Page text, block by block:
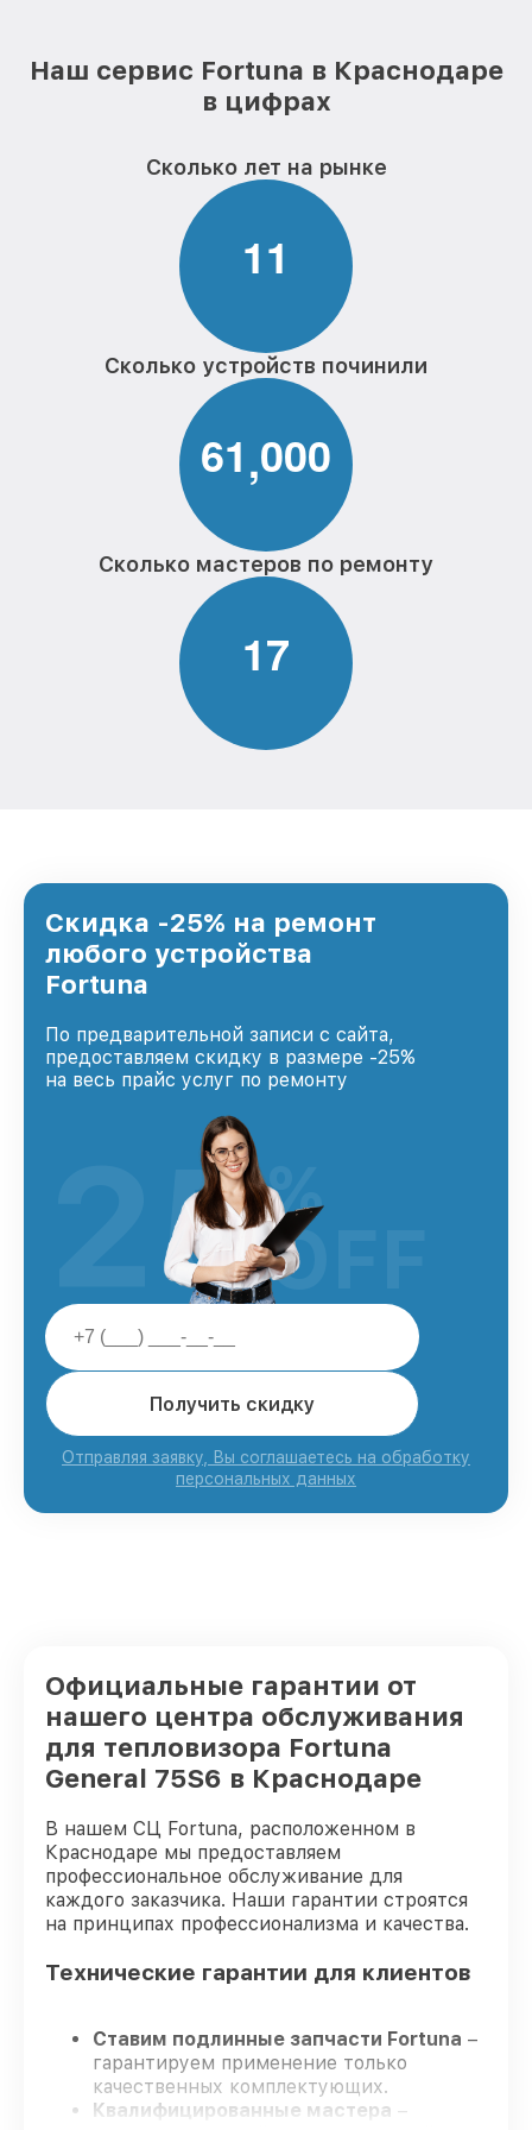
Наш сервис Fortuna в Краснодаре
в цифрах
Сколько лет на рынке
11
Сколько устройств починили
61,000
Сколько мастеров по ремонту
17
Скидка -25% на ремонт
любого устройства
Fortuna
По предварительной записи с сайта,
предоставляем скидку в размере -25%
на весь прайс услуг по ремонту
Получить скидку
Отправляя заявку, Вы соглашаетесь на обработку
персональных данных
25%
OFF
Официальные гарантии от
нашего центра обслуживания
для тепловизора Fortuna
General 75S6 в Краснодаре
В нашем СЦ Fortuna, расположенном в
Краснодаре мы предоставляем
профессиональное обслуживание для
каждого заказчика. Наши гарантии строятся
на принципах профессионализма и качества.
Технические гарантии для клиентов
Ставим подлинные запчасти Fortuna –
гарантируем применение только
качественных комплектующих.
Квалифицированные мастера –